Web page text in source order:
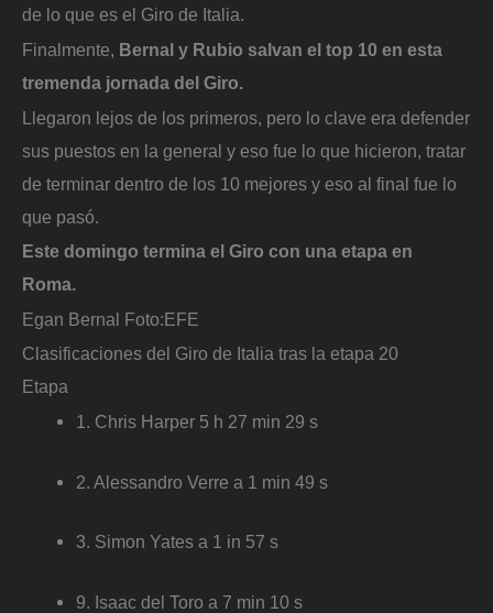
de lo que es el Giro de Italia.
Finalmente, Bernal y Rubio salvan el top 10 en esta
tremenda jornada del Giro.
Llegaron lejos de los primeros, pero lo clave era defender
sus puestos en la general y eso fue lo que hicieron, tratar
de terminar dentro de los 10 mejores y eso al final fue lo
que pasó.
Este domingo termina el Giro con una etapa en
Roma.
Egan Bernal Foto:EFE
Clasificaciones del Giro de Italia tras la etapa 20
Etapa
1. Chris Harper 5 h 27 min 29 s
2. Alessandro Verre a 1 min 49 s
3. Simon Yates a 1 in 57 s
9. Isaac del Toro a 7 min 10 s